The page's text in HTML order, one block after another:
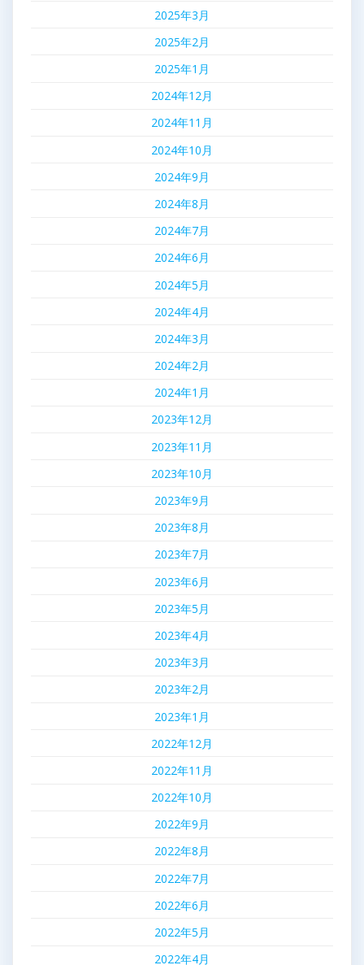
2025年3月
2025年2月
2025年1月
2024年12月
2024年11月
2024年10月
2024年9月
2024年8月
2024年7月
2024年6月
2024年5月
2024年4月
2024年3月
2024年2月
2024年1月
2023年12月
2023年11月
2023年10月
2023年9月
2023年8月
2023年7月
2023年6月
2023年5月
2023年4月
2023年3月
2023年2月
2023年1月
2022年12月
2022年11月
2022年10月
2022年9月
2022年8月
2022年7月
2022年6月
2022年5月
2022年4月